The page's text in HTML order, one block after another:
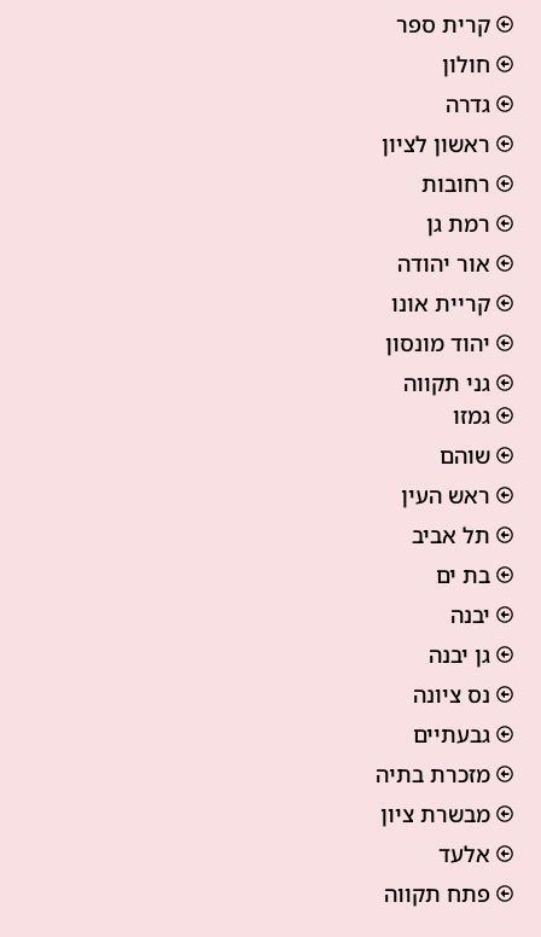
קרית ספר
חולון
גדרה
ראשון לציון
רחובות
רמת גן
אור יהודה
קריית אונו
יהוד מונסון
גני תקווה
גמזו
שוהם
ראש העין
תל אביב
בת ים
יבנה
גן יבנה
נס ציונה
גבעתיים
מזכרת בתיה
מבשרת ציון
אלעד
פתח תקווה